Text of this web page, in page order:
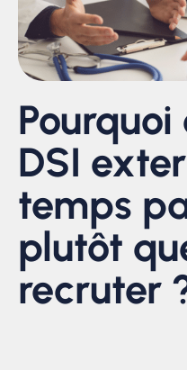
DSI
temps
plutôt
recruter